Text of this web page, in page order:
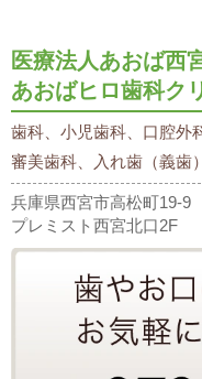
医療法人あおば西
あおばヒロ歯科ク
歯科、小児歯科、口腔外
審美歯科、入れ歯（義歯
兵庫県西宮市高松町19-9
プレミスト西宮北口2F